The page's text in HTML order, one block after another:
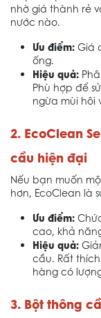
nhờ giá thành rẻ
nước nào.
Ưu điểm: Giá
ống.
Hiệu quả:
Phù hợp để
ngừa mùi hôi
2. EcoClean
cầu hiện đại
Nếu bạn muốn
hơn, EcoClean là
Ưu điểm:
cao, khả
Hiệu quả:
cầu. Rất
hàng có
3. Bột thông